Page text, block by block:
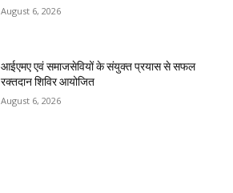
August 6, 2026
आईएमए एवं समाजसेवियों के संयुक्त प्रयास से सफल
रक्तदान शिविर आयोजित
August 6, 2026